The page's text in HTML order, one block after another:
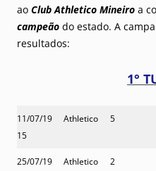
ao Club Athletico Mineiro a
campeão do estado. A
resultados:
1°
11/07/19
15
Athletico 5
25/07/19
Athletico 2